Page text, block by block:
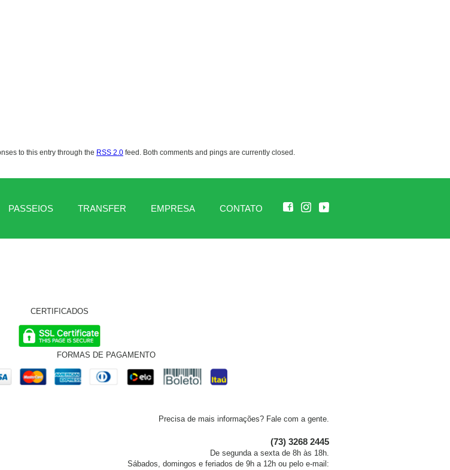
to this entry through the RSS 2.0 feed. Both comments and pings are currently closed.
PASSEIOS TRANSFER EMPRESA CONTATO
CERTIFICADOS
FORMAS DE PAGAMENTO
Precisa de mais informações? Fale com a gente.
(73) 3268 2445
De segunda a sexta de 8h às 18h.
Sábados, domingos e feriados de 9h a 12h ou pelo e-mail: